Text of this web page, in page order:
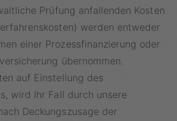
Prüfung anfallenden Kosten
werden entweder
einer Prozessfinanzierung oder
übernommen.
auf Einstellung des
wird Ihr Fall durch unsere
Deckungszusage der